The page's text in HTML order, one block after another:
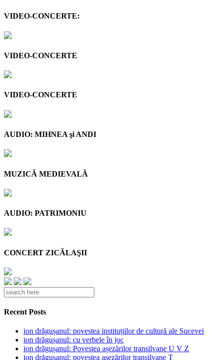
VIDEO-CONCERTE:
VIDEO-CONCERTE
VIDEO-CONCERTE
AUDIO: MIHNEA şi ANDI
MUZICĂ MEDIEVALĂ
AUDIO: PATRIMONIU
CONCERT ZICĂLAŞII
Recent Posts
ion drăgușanul: povestea instituțiilor de cultură ale Sucevei
ion drăgușanul: cu verbele în joc
ion drăgușanul: Povestea așezărilor transilvane U V Z
ion drăgușanul: povestea așezărilor transilvane T